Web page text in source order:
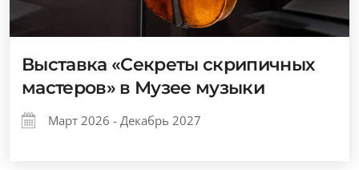
Выставка «Секреты скрипичных
мастеров» в Музее музыки
Март 2026 - Декабрь 2027